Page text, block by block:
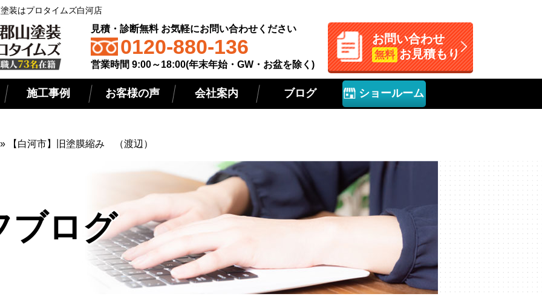
装はプロタイムズ白河店
見積・診断無料 お気軽にお問い合わせください
0120-880-136
営業時間 9:00～18:00(年末年始・GW・お盆を除く)
お問い合わせ
無料 お見積もり
施工事例 お客様の声 会社案内 ブログ ショールーム
【白河市】旧塗膜縮み （渡辺）
ブログ